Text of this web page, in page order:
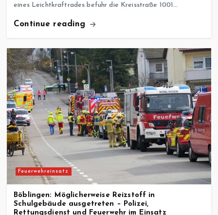
eines Leichtkraftrades befuhr die Kreisstraße 1001…
Continue reading
Feuerwehreinsatz
Böblingen: Möglicherweise Reizstoff in
Schulgebäude ausgetreten – Polizei,
Rettungsdienst und Feuerwehr im Einsatz